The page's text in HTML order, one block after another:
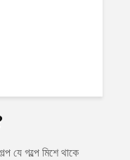
গল্পে মিশে থাকে